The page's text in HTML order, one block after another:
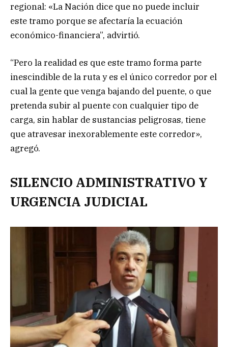
regional: «La Nación dice que no puede incluir
este tramo porque se afectaría la ecuación
económico-financiera”, advirtió.
“Pero la realidad es que este tramo forma parte
inescindible de la ruta y es el único corredor por el
cual la gente que venga bajando del puente, o que
pretenda subir al puente con cualquier tipo de
carga, sin hablar de sustancias peligrosas, tiene
que atravesar inexorablemente este corredor»,
agregó.
SILENCIO ADMINISTRATIVO Y
URGENCIA JUDICIAL